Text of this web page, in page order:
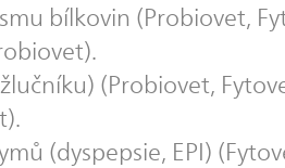
bílkovin (Probiovet,
(Probiovet,
(dyspepsie, EPI)